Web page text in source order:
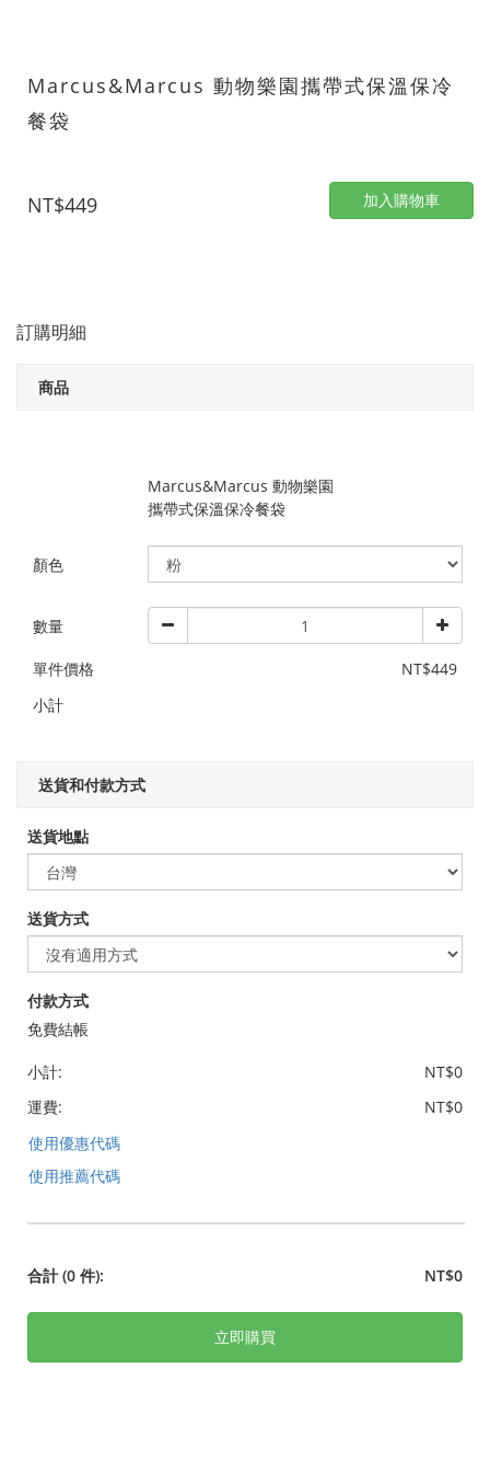
Marcus&Marcus 動物樂園攜帶式保溫保冷
餐袋
NT$449 加入購物車
訂購明細
商品
Marcus&Marcus 動物樂園
攜帶式保溫保冷餐袋
顏色
數量
單件價格
NT$449
小計
送貨和付款方式
送貨地點
送貨方式
付款方式
免費結帳
小計:
NT$0
運費:
NT$0
使用優惠代碼
使用推薦代碼
合計 (0 件): NT$0
立即購買